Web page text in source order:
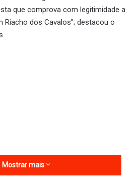
que comprova com legitimidade a
Riacho dos Cavalos”; destacou o
Mostrar mais